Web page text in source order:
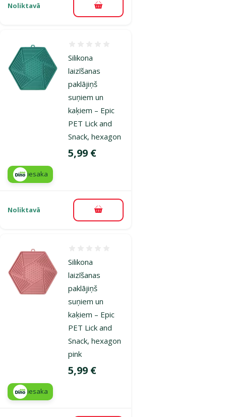
Noliktavā Pievienot grozam
Silikona
laizīšanas
paklājiņš
suņiem un
kaķiem – Epic
PET Lick and
Snack, hexagon
Cena
5,99 €
iesaka
Noliktavā Pievienot grozam
Silikona
laizīšanas
paklājiņš
suņiem un
kaķiem – Epic
PET Lick and
Snack, hexagon
pink
Cena
5,99 €
iesaka